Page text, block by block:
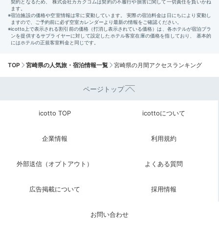
TOP 宮崎県の人気旅・宿泊情報一覧 宮崎県の月間アクセスランキング
ページトップ
icotto TOP icottoについて
企業情報 利用規約
外部送信（オプトアウト） よくある質問
広告掲載について 採用情報
お問い合わせ